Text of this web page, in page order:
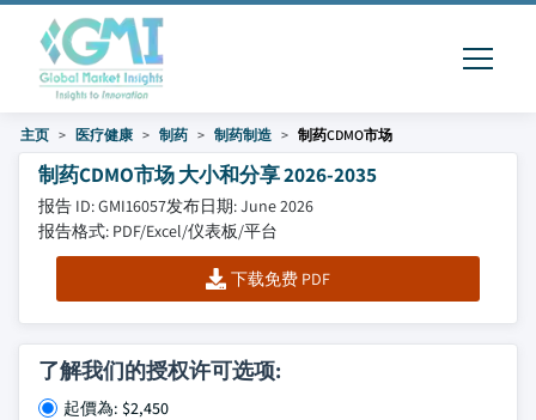
主页 医疗健康 制药 制药制造 制药CDMO市场
制药CDMO市场 大小和分享 2026-2035
报告 ID: GMI16057发布日期: June 2026
报告格式: PDF/Excel/仪表板/平台
下载免费 PDF
了解我们的授权许可选项:
起價為: $2,450